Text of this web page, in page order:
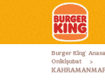
Burger
King®
Burger King®
Onikişubat
>